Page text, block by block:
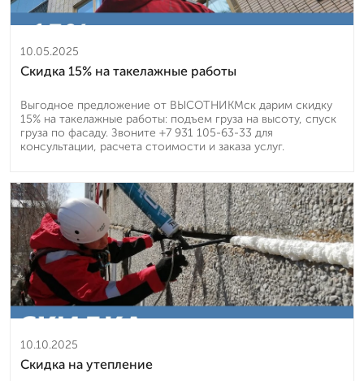
10.05.2025
Скидка 15% на такелажные работы
Выгодное предложение от ВЫСОТНИКМск дарим скидку
15% на такелажные работы: подъем груза на высоту, спуск
груза по фасаду. Звоните +7 931 105-63-33 для
консультации, расчета стоимости и заказа услуг.
10.10.2025
Скидка на утепление